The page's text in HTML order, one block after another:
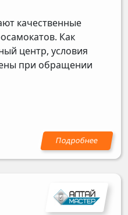
качественные
Как
центр, условия
при обращении